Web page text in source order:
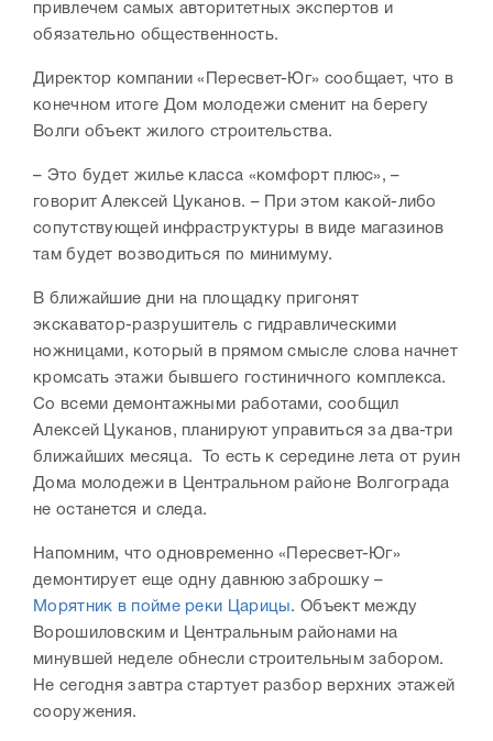
привлечем самых авторитетных экспертов и
обязательно общественность.
Директор компании «Пересвет-Юг» сообщает, что в
конечном итоге Дом молодежи сменит на берегу
Волги объект жилого строительства.
– Это будет жилье класса «комфорт плюс», –
говорит Алексей Цуканов. – При этом какой-либо
сопутствующей инфраструктуры в виде магазинов
там будет возводиться по минимуму.
В ближайшие дни на площадку пригонят
экскаватор-разрушитель с гидравлическими
ножницами, который в прямом смысле слова начнет
кромсать этажи бывшего гостиничного комплекса.
Со всеми демонтажными работами, сообщил
Алексей Цуканов, планируют управиться за два-три
ближайших месяца. То есть к середине лета от руин
Дома молодежи в Центральном районе Волгограда
не останется и следа.
Напомним, что одновременно «Пересвет-Юг»
демонтирует еще одну давнюю заброшку –
Морятник в пойме реки Царицы. Объект между
Ворошиловским и Центральным районами на
минувшей неделе обнесли строительным забором.
Не сегодня завтра стартует разбор верхних этажей
сооружения.